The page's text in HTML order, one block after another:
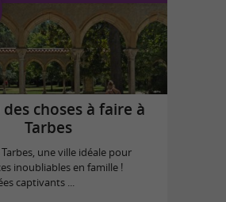
choses à faire à
Tarbes
une ville idéale pour
inoubliables en famille !
captivants ...